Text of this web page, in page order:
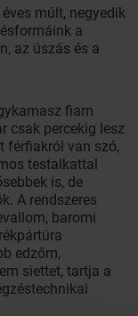
múlt, negyedik
a
az úszás és a
fiam
csak percekig lesz
férfiakról van szó,
testalkattal
is, de
A rendszeres
baromi
edzőm,
siettet, tartja a